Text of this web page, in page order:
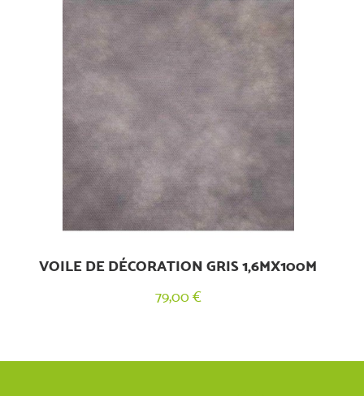
VOILE DE DÉCORATION GRIS 1,6MX100M
79,00 €